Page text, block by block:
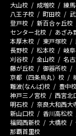
大山校
成増校 練
八王子校
町田校
登戸校
新百合ヶ丘校
センター北校
あざみ
本厚木校
東戸塚校
長野校
松本校 岐
刈谷校
金山校 名
藤が丘校
御器所校
京都（四条烏丸）校
難波(なんば)校
豊中校
神戸三ノ宮校
西宮北
明石校
奈良大和西大
新山口校
香川高松校
福岡西新校
大橋校
那覇首里校